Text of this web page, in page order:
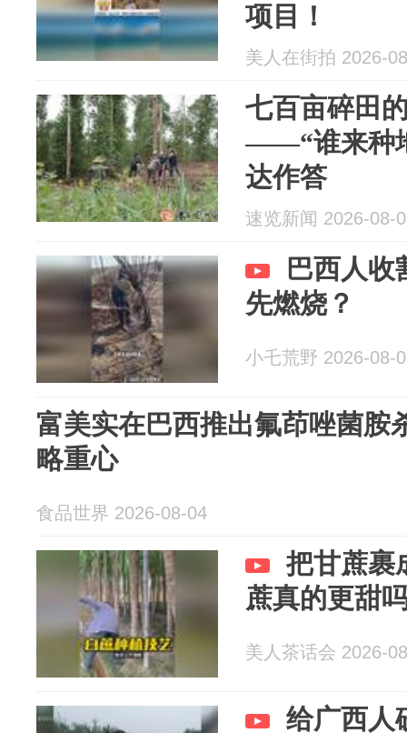
项目！
美人在街拍 2026-
七百亩碎田
——“谁来种
达作答
速览新闻 2026-08-
巴西人收
先燃烧？
小乇荒野 2026-08-
富美实在巴西推出氟茚唑菌胺
略重心
食品世界 2026-08-04
把甘蔗裹
蔗真的更甜
美人茶话会 2026-
给广西人